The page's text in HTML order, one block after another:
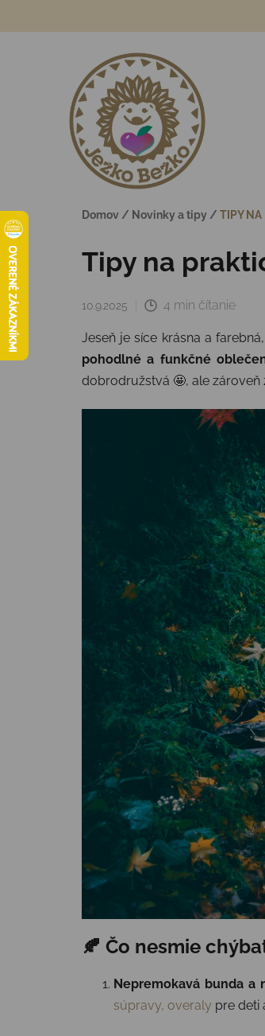
Domov / Novinky a tipy / TIPY NA
Tipy na
10.9.2025 4 min čítanie
Jeseň je síce krásna a
pohodlné a funkčné
dobrodružstvá 🤩, ale zároveň
🍂 Čo nesmie
Nepremokavá bunda a
súpravy, overaly pre deti